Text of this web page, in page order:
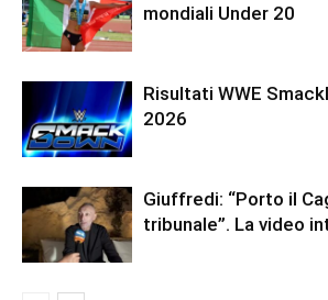
mondiali Under 20
Risultati WWE
2026
Giuffredi: “Porto il
tribunale”. La video